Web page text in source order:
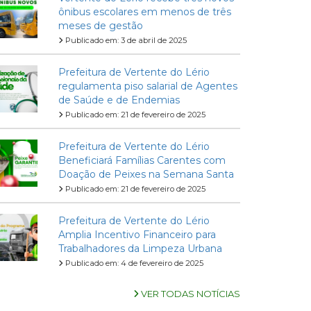
ônibus escolares em menos de três
meses de gestão
Publicado em: 3 de abril de 2025
Prefeitura de Vertente do Lério
regulamenta piso salarial de Agentes
de Saúde e de Endemias
Publicado em: 21 de fevereiro de 2025
Prefeitura de Vertente do Lério
Beneficiará Famílias Carentes com
Doação de Peixes na Semana Santa
Publicado em: 21 de fevereiro de 2025
Prefeitura de Vertente do Lério
Amplia Incentivo Financeiro para
Trabalhadores da Limpeza Urbana
Publicado em: 4 de fevereiro de 2025
VER TODAS NOTÍCIAS